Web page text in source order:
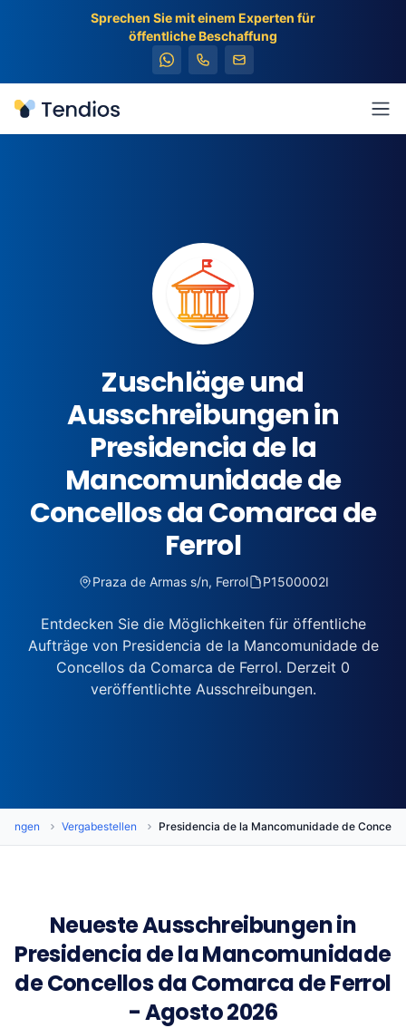
Sprechen Sie mit einem Experten für
öffentliche Beschaffung
Tendios
Zuschläge und
Ausschreibungen in
Presidencia de la
Mancomunidade de
Concellos da Comarca de
Ferrol
Praza de Armas s/n, Ferrol P1500002I
Entdecken Sie die Möglichkeiten für öffentliche
Aufträge von Presidencia de la Mancomunidade de
Concellos da Comarca de Ferrol. Derzeit 0
veröffentlichte Ausschreibungen.
Vergabestellen Presidencia de la Mancomunidade de
Neueste Ausschreibungen in
Presidencia de la Mancomunidade
de Concellos da Comarca de Ferrol
- Agosto 2026